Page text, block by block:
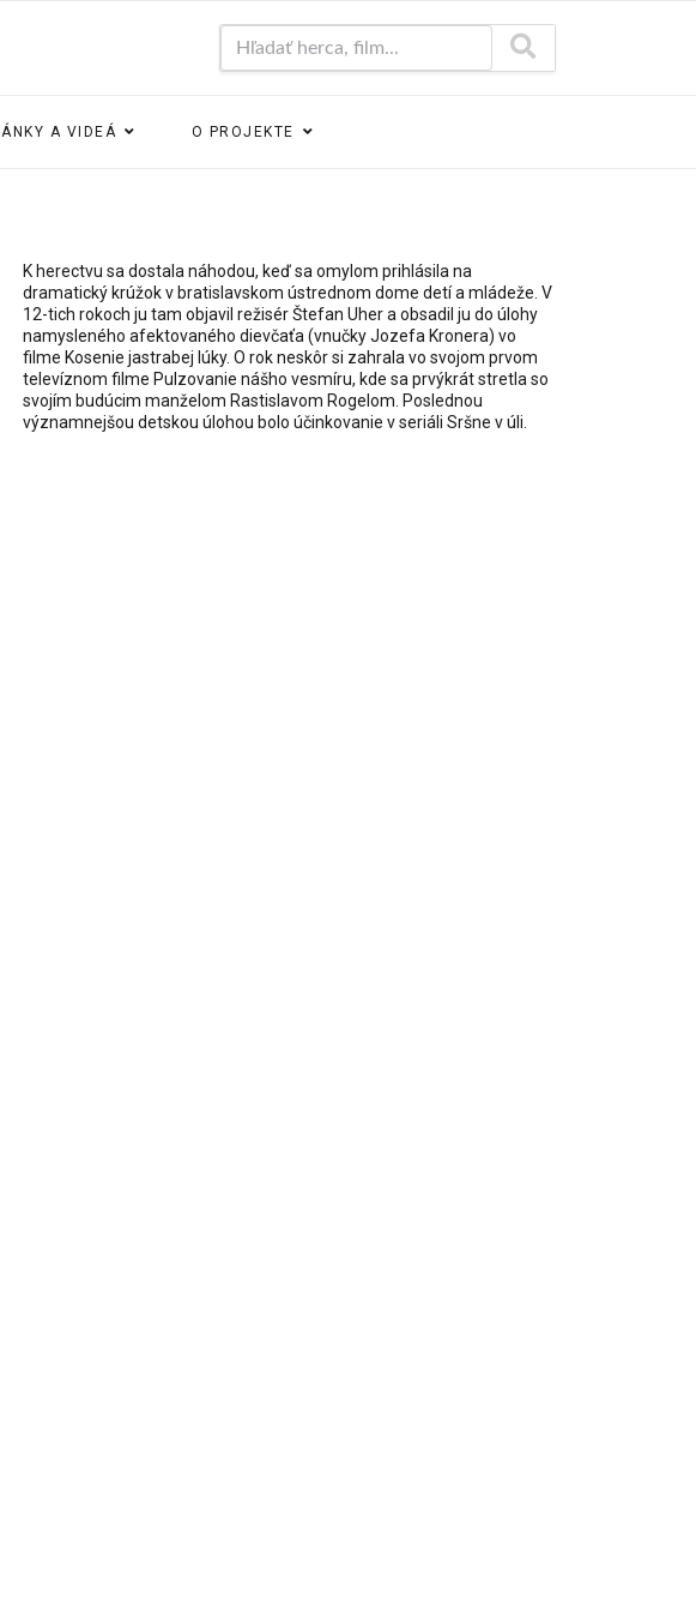
A VIDEÁ O PROJEKTE
K herectvu sa dostala náhodou, keď sa omylom prihlásila na
dramatický krúžok v bratislavskom ústrednom dome detí a mládeže. V
12-tich rokoch ju tam objavil režisér Štefan Uher a obsadil ju do úlohy
namysleného afektovaného dievčaťa (vnučky Jozefa Kronera) vo
filme Kosenie jastrabej lúky. O rok neskôr si zahrala vo svojom prvom
televíznom filme Pulzovanie nášho vesmíru, kde sa prvýkrát stretla so
svojím budúcim manželom Rastislavom Rogelom. Poslednou
významnejšou detskou úlohou bolo účinkovanie v seriáli Sršne v úli.